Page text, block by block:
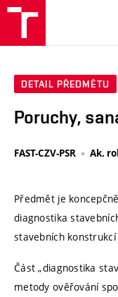
DETAIL PŘEDMĚTU
Poruchy,
FAST-CZV-PSR Ak.
Předmět je
diagnostika
stavebních
Část „diagnostika
metody ověřování